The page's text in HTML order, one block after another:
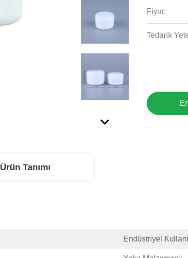
Fiyat:
Tedarik
Ürün Tanımı
Endüstriyel